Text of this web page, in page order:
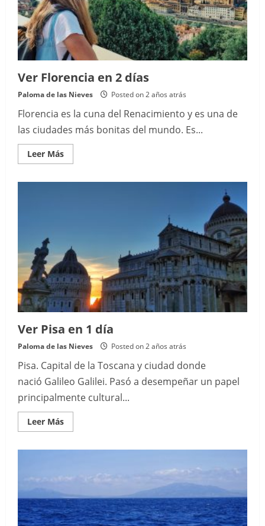
Ver Florencia en 2 días
Paloma de las Nieves Posted on 2 años atrás
Florencia es la cuna del Renacimiento y es una de
las ciudades más bonitas del mundo. Es...
Leer MásRead
more
Ver Pisa en 1 día
Paloma de las Nieves Posted on 2 años atrás
Pisa. Capital de la Toscana y ciudad donde
nació Galileo Galilei. Pasó a desempeñar un papel
principalmente cultural...
Leer MásRead
more
día